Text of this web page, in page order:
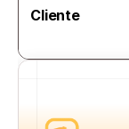
Cliente